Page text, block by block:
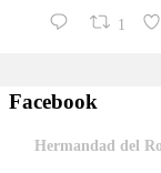
1
Facebook
Hermandad del